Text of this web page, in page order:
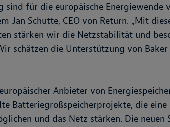
sind für die europäische Energiewende
Jan Schutte, CEO von Return. „Mit
stärken wir die Netzstabilität und
schätzen die Unterstützung von Baker
Anbieter von
Batteriegroßspeicherprojekte, die
und das Netz stärken. Die neuen